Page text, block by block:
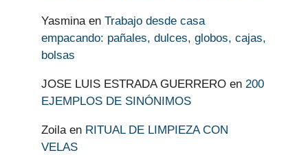
Yasminaen Trabajo desde casa
empacando: pañales, dulces, globos, cajas,
bolsas
JOSE LUIS ESTRADA GUERRERO en 200
EJEMPLOS DE SINÓNIMOS
Zoilaen RITUAL DE LIMPIEZA CON
VELAS